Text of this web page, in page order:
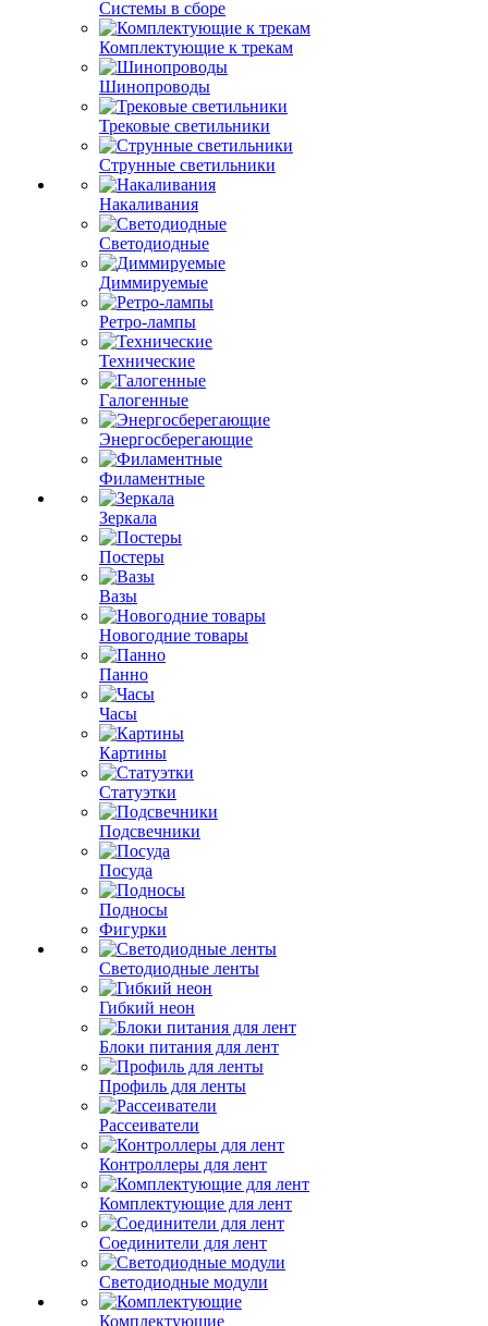
Системы в сборе
Комплектующие к трекам
Шинопроводы
Трековые светильники
Струнные светильники
Накаливания
Светодиодные
Диммируемые
Ретро-лампы
Технические
Галогенные
Энергосберегающие
Филаментные
Зеркала
Постеры
Вазы
Новогодние товары
Панно
Часы
Картины
Статуэтки
Подсвечники
Посуда
Подносы
Фигурки
Светодиодные ленты
Гибкий неон
Блоки питания для лент
Профиль для ленты
Рассеиватели
Контроллеры для лент
Комплектующие для лент
Соединители для лент
Светодиодные модули
Комплектующие